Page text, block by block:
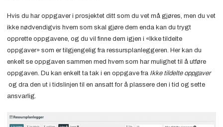
Hvis du har oppgaver i prosjektet ditt som du vet må gjøres, men du vet
ikke nødvendigvis hvem som skal gjøre dem enda kan du trygt
opprette oppgavene, og du vil finne dem igjen i «Ikke tildelte
oppgaver» som er tilgjengelig fra ressursplanleggeren. Her kan du
enkelt se oppgaven sammen med hvem som har mulighet til å utføre
oppgaven. Du kan enkelt ta tak i en oppgave fra Ikke tildelte oppgaver
og dra den ut i tidslinjen til en ansatt for å plassere den i tid og sette
ansvarlig.